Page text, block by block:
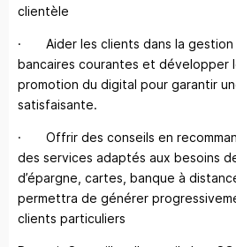
clientèle
· Aider les clients dans la gestion
bancaires courantes et développer
promotion du digital pour garantir
satisfaisante.
· Offrir des conseils en
des services adaptés aux besoins
d’épargne, cartes, banque à
permettra de générer
clients particuliers